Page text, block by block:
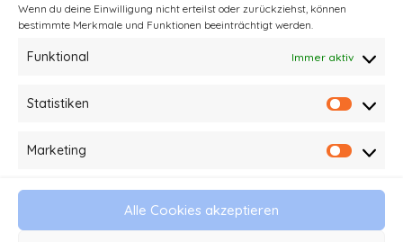
Wenn du deine Einwilligung nicht erteilst oder zurückziehst, können
bestimmte Merkmale und Funktionen beeinträchtigt werden.
Funktional Immer aktiv
Statistiken
Marketing
Alle Cookies akzeptieren
© 2026 My happy Sunshine - Stefanie Kathi